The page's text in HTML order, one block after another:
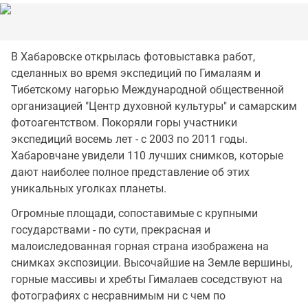
В Хабаровске открылась фотовыставка работ,
сделанных во время экспедиций по Гималаям и
Тибетскому нагорью Международной общественной
организацией "Центр духовной культуры" и самарским
фотоагентством. Покоряли горы участники
экспедиций восемь лет - с 2003 по 2011 годы.
Хабаровчане увидели 110 лучших снимков, которые
дают наиболее полное представление об этих
уникальных уголках планеты.
Огромные площади, сопоставимые с крупными
государствами - по сути, прекрасная и
малоиследованная горная страна изображена на
снимках экспозиции. Высочайшие на Земле вершины,
горные массивы и хребты Гималаев соседствуют на
фотографиях с несравнимым ни с чем по